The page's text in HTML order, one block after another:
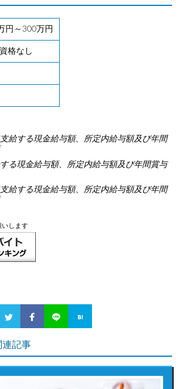
円～300万円
格なし
給する現金給与額、所定内給与額及び年間
る現金給与額、所定内給与額及び年間賞与
給する現金給与額、所定内給与額及び年間
いします
連記事